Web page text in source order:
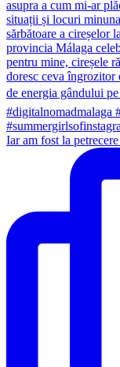
Iar am fost la